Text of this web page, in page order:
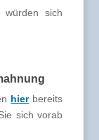
würden sich
hierbereits
sich vorab